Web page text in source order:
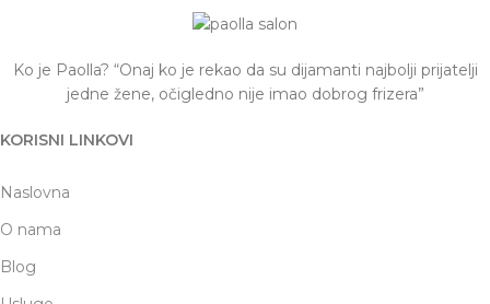
Ko je Paolla? “Onaj ko je rekao da su dijamanti najbolji prijatelji
jedne žene, očigledno nije imao dobrog frizera”
KORISNI LINKOVI
Naslovna
O nama
Blog